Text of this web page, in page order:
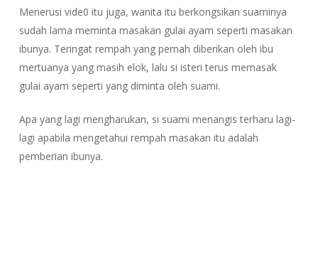
Menerusi vide0 itu juga, wanita itu berkongsikan suaminya
sudah lama meminta masakan gulai ayam seperti masakan
ibunya. Teringat rempah yang pernah diberikan oleh ibu
mertuanya yang masih elok, lalu si isteri terus memasak
gulai ayam seperti yang diminta oleh suami.
Apa yang lagi mengharukan, si suami menangis terharu lagi-
lagi apabila mengetahui rempah masakan itu adalah
pemberian ibunya.